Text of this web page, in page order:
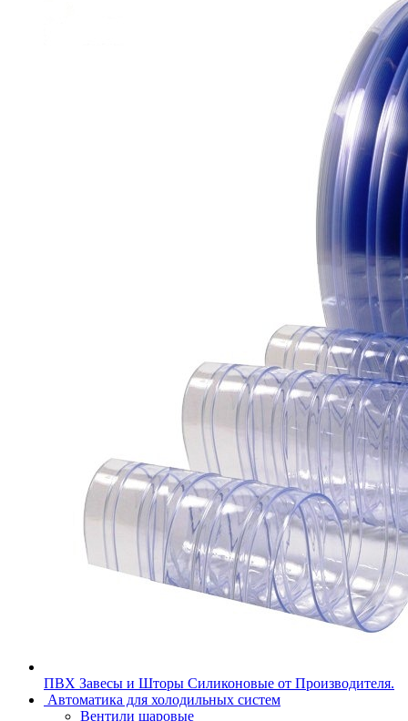
ПВХ Завесы и Шторы Силиконовые от Производителя.
Автоматика для холодильных систем
Вентили шаровые